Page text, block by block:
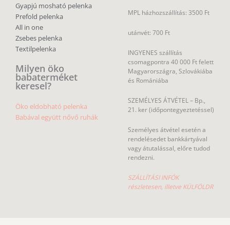
Gyapjú mosható pelenka
Prefold pelenka
All in one
Zsebes pelenka
Textilpelenka
Milyen öko
babaterméket
keresel?
Öko eldobható pelenka
Babával együtt nővő ruhák
MPL házhozszállítás: 3500 Ft
utánvét: 700 Ft
INGYENES szállítás
csomagpontra 40 000 Ft felett
Magyarországra, Szlovákiába
és Romániába
SZEMÉLYES ÁTVÉTEL – Bp.,
21. ker (időpontegyeztetéssel)
Személyes átvétel esetén a
rendelésedet bankkártyával
vagy átutalással, előre tudod
rendezni.
SZÁLLÍTÁSI INFÓK
részletesen, illetve KÜLFÖLDR